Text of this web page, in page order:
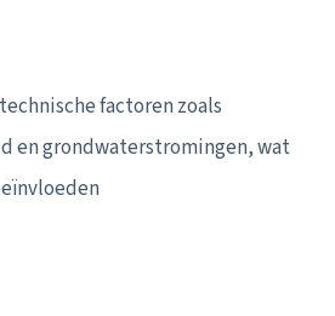
factoren zoals
en grondwaterstromingen, wat